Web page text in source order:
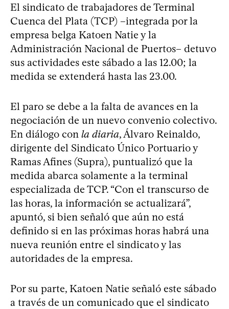
El sindicato de trabajadores de Terminal
Cuenca del Plata (TCP) –integrada por la
empresa belga Katoen Natie y la
Administración Nacional de Puertos– detuvo
sus actividades este sábado a las 12.00; la
medida se extenderá hasta las 23.00.
El paro se debe a la falta de avances en la
negociación de un nuevo convenio colectivo.
En diálogo con la diaria, Álvaro Reinaldo,
dirigente del Sindicato Único Portuario y
Ramas Afines (Supra), puntualizó que la
medida abarca solamente a la terminal
especializada de TCP. “Con el transcurso de
las horas, la información se actualizará”,
apuntó, si bien señaló que aún no está
definido si en las próximas horas habrá una
nueva reunión entre el sindicato y las
autoridades de la empresa.
Por su parte, Katoen Natie señaló este sábado
a través de un comunicado que el sindicato